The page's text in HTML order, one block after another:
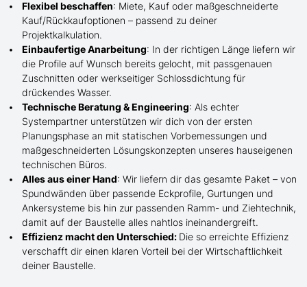
Flexibel beschaffen: Miete, Kauf oder maßgeschneiderte
Kauf/Rückkaufoptionen – passend zu deiner
Projektkalkulation.
Einbaufertige Anarbeitung: In der richtigen Länge liefern wir
die Profile auf Wunsch bereits gelocht, mit passgenauen
Zuschnitten oder werkseitiger Schlossdichtung für
drückendes Wasser.
Technische Beratung & Engineering: Als echter
Systempartner unterstützen wir dich von der ersten
Planungsphase an mit statischen Vorbemessungen und
maßgeschneiderten Lösungskonzepten unseres hauseigenen
technischen Büros.
Alles aus einer Hand: Wir liefern dir das gesamte Paket – von
Spundwänden über passende Eckprofile, Gurtungen und
Ankersysteme bis hin zur passenden Ramm- und Ziehtechnik,
damit auf der Baustelle alles nahtlos ineinandergreift.
Effizienz macht den Unterschied: Die so erreichte Effizienz
verschafft dir einen klaren Vorteil bei der Wirtschaftlichkeit
deiner Baustelle.